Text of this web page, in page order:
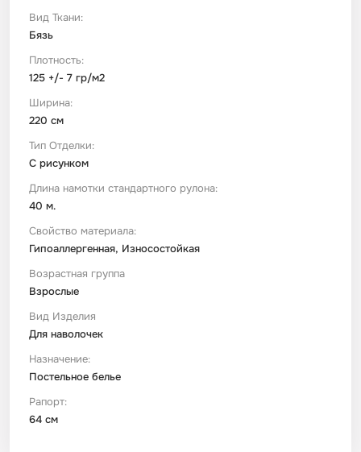
Вид Ткани:
Бязь
Плотность:
125 +/- 7 гр/м2
Ширина:
220 см
Тип Отделки:
С рисунком
Длина намотки стандартного рулона:
40 м.
Свойство материала:
Гипоаллергенная, Износостойкая
Возрастная группа
Взрослые
Вид Изделия
Для наволочек
Назначение:
Постельное белье
Рапорт:
64 см